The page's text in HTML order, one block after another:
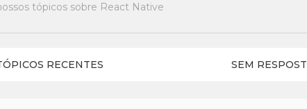
tópicos sobre React Native
RECENTES SEM